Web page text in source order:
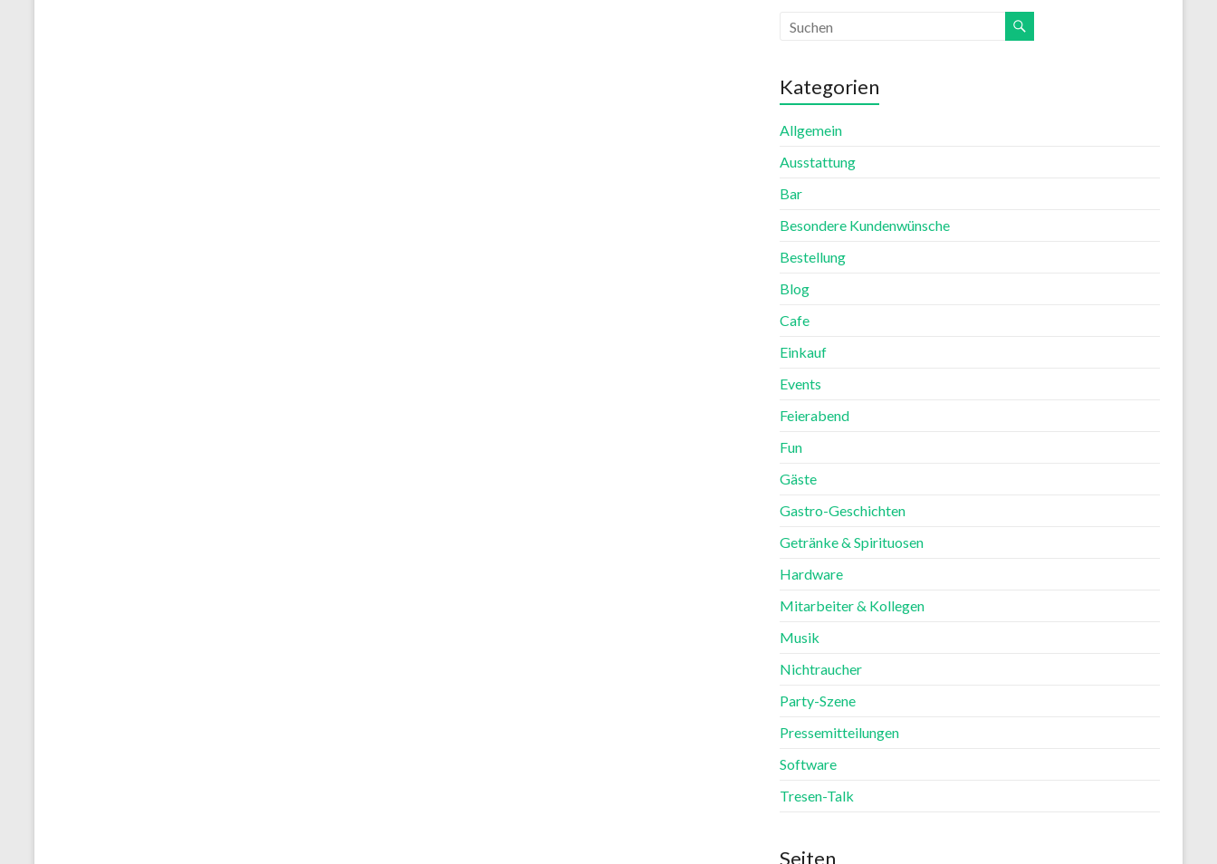
Kategorien
Allgemein
Ausstattung
Bar
Besondere Kundenwünsche
Bestellung
Blog
Cafe
Einkauf
Events
Feierabend
Fun
Gäste
Gastro-Geschichten
Getränke & Spirituosen
Hardware
Mitarbeiter & Kollegen
Musik
Nichtraucher
Party-Szene
Pressemitteilungen
Software
Tresen-Talk
Seiten